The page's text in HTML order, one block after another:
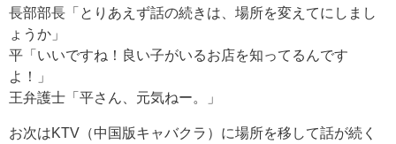
長部部長「とりあえず話の続きは、場所を変えてにしまし
ょうか」
平「いいですね！良い子がいるお店を知ってるんです
よ！」
王弁護士「平さん、元気ねー。」
お次はKTV（中国版キャバクラ）に場所を移して話が続く